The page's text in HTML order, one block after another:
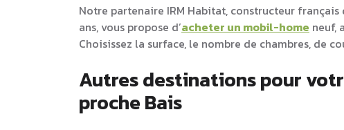
Notre partenaire IRM Habitat, constructeur
ans, vous propose d’acheter un mobil-home neuf,
Choisissez la surface, le nombre de chambres, de
Autres destinations pour
proche Bais